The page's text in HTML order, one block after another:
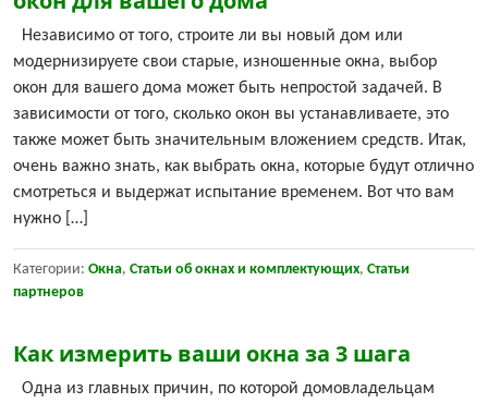
Независимо от того, строите ли вы новый дом или
модернизируете свои старые, изношенные окна, выбор
окон для вашего дома может быть непростой задачей. В
зависимости от того, сколько окон вы устанавливаете, это
также может быть значительным вложением средств. Итак,
очень важно знать, как выбрать окна, которые будут отлично
смотреться и выдержат испытание временем. Вот что вам
нужно […]
Категории: Окна, Статьи об окнах и комплектующих, Статьи
партнеров
Как измерить ваши окна за 3 шага
Одна из главных причин, по которой домовладельцам